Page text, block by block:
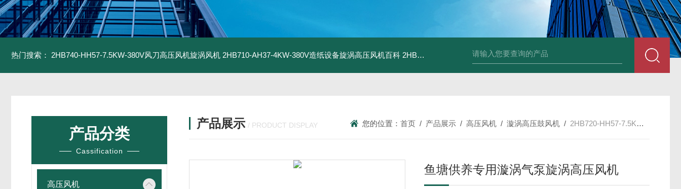
热门搜索： 2HB740-HH57-7.5KW-380V风刀高压风机旋涡风机 2HB710-AH37-4KW-380V造纸设备旋涡高压风机百科 2HB820-HH27-7.5KW-380V强力吸尘高压风机旋涡风机 2HB930-AH07-8.5KW-
产品分类
Cassification
高压风机
产品展示 / PRODUCT DISPLAY 您的位置：首页 / 产品展示 /高压风机 /漩涡高压鼓风机 / 2HB720-HH57-7.5KW-380V鱼塘供养专用漩涡气泵旋涡高压风机
鱼塘供养专用漩涡气泵旋涡高压风机